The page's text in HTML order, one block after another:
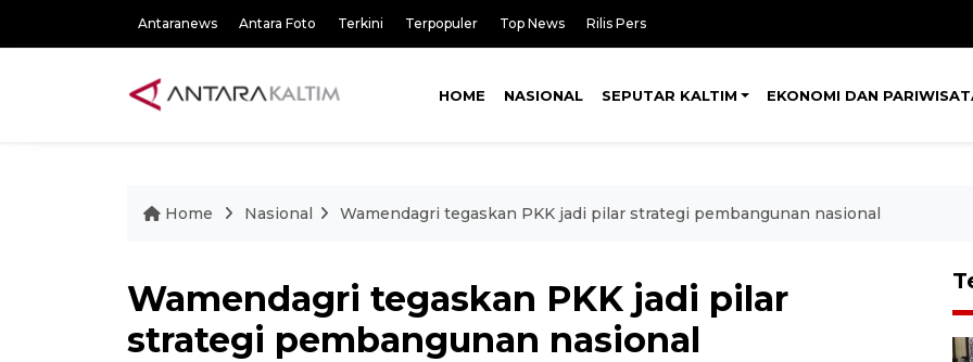
Antaranews Antara Foto Terkini Terpopuler Top News Rilis Pers
HOME NASIONAL SEPUTAR KALTIM EKONOMI DAN
Home Nasional Wamendagri tegaskan PKK jadi pilar strategi pembangunan nasional
Wamendagri tegaskan PKK jadi pilar
strategi pembangunan nasional